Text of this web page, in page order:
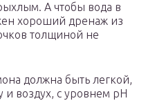
А чтобы вода в
хороший дренаж из
толщиной не
должна быть легкой,
воздух, с уровнем рН